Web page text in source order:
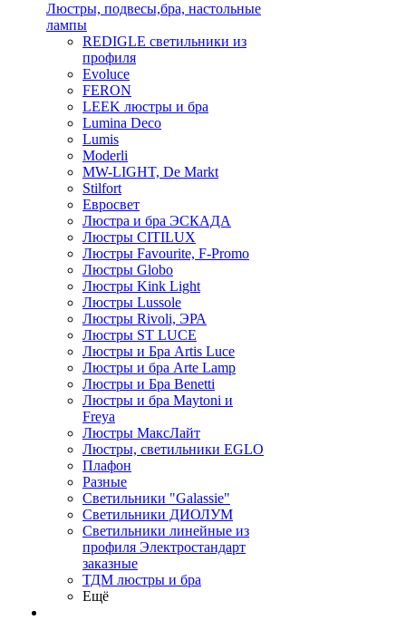
Люстры, подвесы,бра, настольные
лампы
REDIGLE светильники из
профиля
Evoluce
FERON
LEEK люстры и бра
Lumina Deco
Lumis
Moderli
MW-LIGHT, De Markt
Stilfort
Евросвет
Люстра и бра ЭСКАДА
Люстры CITILUX
Люстры Favourite, F-Promo
Люстры Globo
Люстры Kink Light
Люстры Lussole
Люстры Rivoli, ЭРА
Люстры ST LUCE
Люстры и Бра Artis Luce
Люстры и бра Arte Lamp
Люстры и Бра Benetti
Люстры и бра Maytoni и
Freya
Люстры МаксЛайт
Люстры, светильники EGLO
Плафон
Разные
Светильники "Galassie"
Светильники ДИОЛУМ
Светильники линейные из
профиля Электростандарт
заказные
ТДМ люстры и бра
Ещё